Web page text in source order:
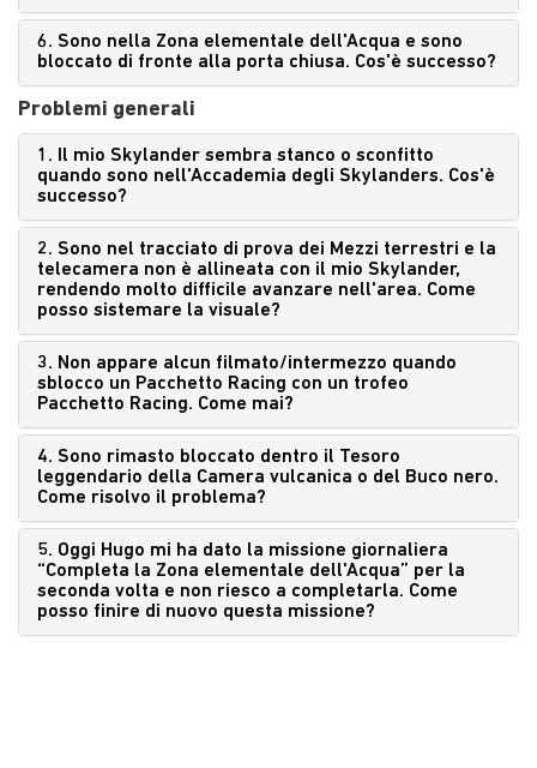
6. Sono nella Zona elementale dell'Acqua e sono
bloccato di fronte alla porta chiusa. Cos'è successo?
Problemi generali
1. Il mio Skylander sembra stanco o sconfitto
quando sono nell'Accademia degli Skylanders. Cos'è
successo?
2. Sono nel tracciato di prova dei Mezzi terrestri e la
telecamera non è allineata con il mio Skylander,
rendendo molto difficile avanzare nell'area. Come
posso sistemare la visuale?
3. Non appare alcun filmato/intermezzo quando
sblocco un Pacchetto Racing con un trofeo
Pacchetto Racing. Come mai?
4. Sono rimasto bloccato dentro il Tesoro
leggendario della Camera vulcanica o del Buco nero.
Come risolvo il problema?
5. Oggi Hugo mi ha dato la missione giornaliera
“Completa la Zona elementale dell'Acqua” per la
seconda volta e non riesco a completarla. Come
posso finire di nuovo questa missione?